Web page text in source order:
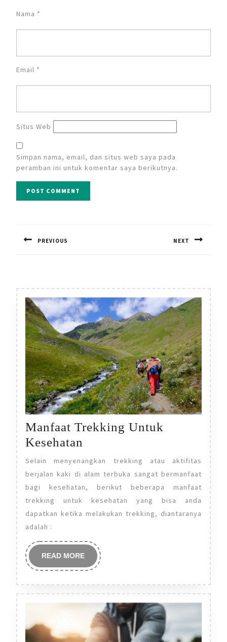
Nama *
Email *
Situs Web
Simpan nama, email, dan situs web saya pada
peramban ini untuk komentar saya berikutnya.
PREVIOUS NEXT
Manfaat Trekking Untuk
Kesehatan
Trekking
Untuk
Kesehatan
Selain menyenangkan trekking atau aktifitas
berjalan kaki di alam terbuka sangat bermanfaat
bagi kesehatan, berikut beberapa manfaat
trekking untuk kesehatan yang bisa anda
dapatkan ketika melakukan trekking, diantaranya
adalah :
READ MOREREAD
MORE